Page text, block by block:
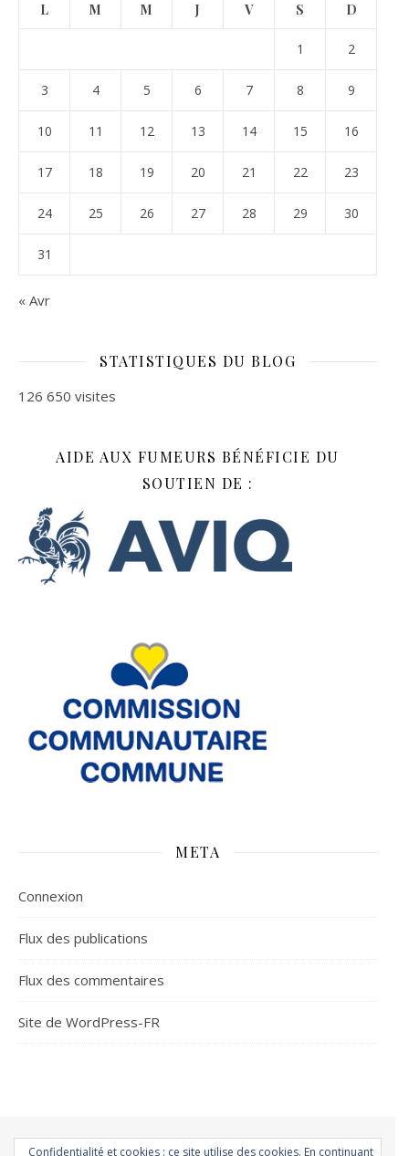
L M M J V S D
1 2
3 4 5 6 7 8 9
10 11 12 13 14 15 16
17 18 19 20 21 22 23
24 25 26 27 28 29 30
31
« Avr
STATISTIQUES DU BLOG
126 650 visites
AIDE AUX FUMEURS BÉNÉFICIE DU
SOUTIEN DE :
META
Connexion
Flux des publications
Flux des commentaires
Site de WordPress-FR
Accueil Á la une Atmo-Sphères Les Conso Environnement
Confidentialité et cookies : ce site utilise des cookies. En continuant